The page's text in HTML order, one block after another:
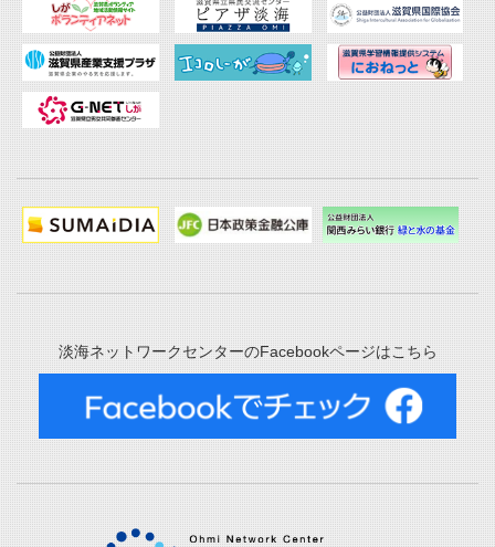
淡海ネットワークセンターのFacebookページはこちら